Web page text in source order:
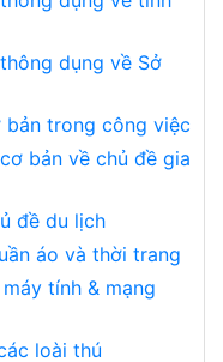
dụng về Sở
bản trong công việc
bản về chủ đề gia
đề du lịch
áo và thời trang
tính & mạng
loài thú